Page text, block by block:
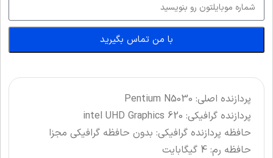
با من تماس بگیرید
پردازنده اصلی: Pentium N5030
پردازنده گرافیکی: intel UHD Graphics 620
حافظه پردازنده گرافیکی: بدون حافظه گرافیکی مجزا
حافظه رم: 4 گیگابایت